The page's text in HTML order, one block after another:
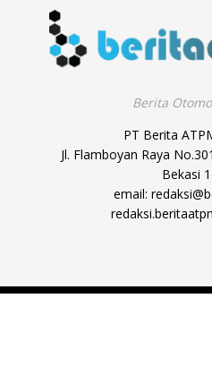
Berita
PT Berita
Jl. Flamboyan Raya
Bekasi
email: